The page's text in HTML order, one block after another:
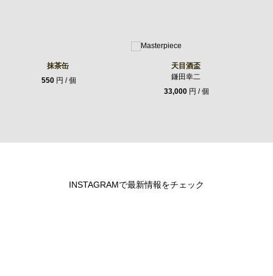
抹茶缶
550円 / 個
天目酒盃
鎌田幸二
33,000 円 / 個
INSTAGRAMで最新情報をチェック